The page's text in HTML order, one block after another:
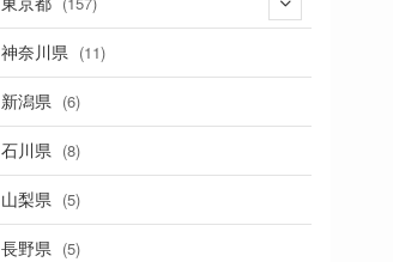
(36)
(11)
(31)
(1)
神奈川県 (11)
新潟県 (6)
石川県 (8)
山梨県 (5)
長野県 (5)